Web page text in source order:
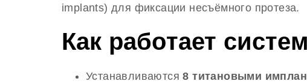
implants) для фиксации несъёмного протеза.
Как работает
Устанавливаются8 титановыми